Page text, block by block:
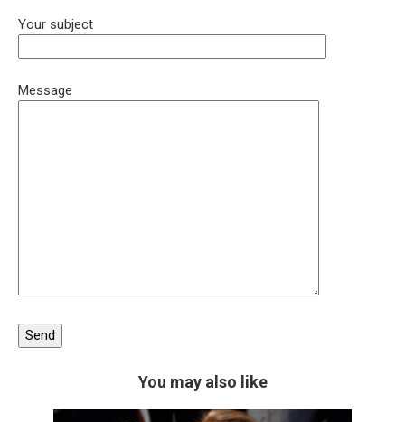
Your subject
Message
You may also like